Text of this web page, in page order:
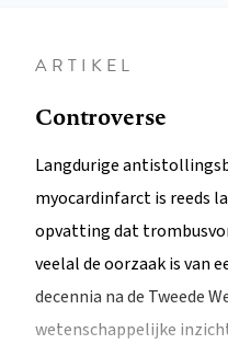
ARTIKEL
Controverse
Langdurige
myocardinfarct is reeds
opvatting dat
veelal de oorzaak is van
decennia na de Tweede
wetenschappelijke